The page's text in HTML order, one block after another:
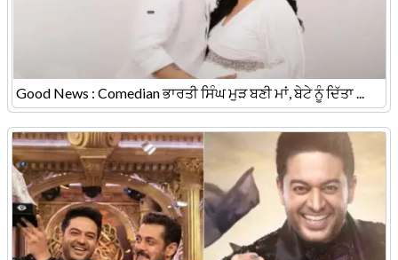
Good News : Comedian ਭਾਰਤੀ ਸਿੰਘ ਮੁੜ ਬਣੀ ਮਾਂ, ਬੇਟੇ ਨੂੰ ਦਿੱਤਾ ...